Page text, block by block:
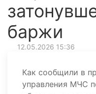
баржи
12.05.2026 15:36
Как сообщили в
управления МЧС